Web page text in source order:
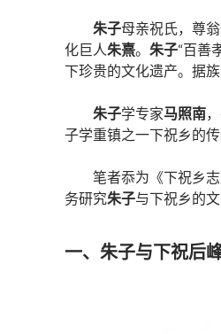
朱子母亲祝氏，尊
化巨人朱熹。 朱子“百善
下珍贵的文化遗产。据
朱子学专家马照南
子学重镇之一下祝乡的
笔者忝为《下祝乡
务研究朱子与下祝乡的
一、朱子与下祝后